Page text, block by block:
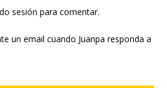
sesión para comentar.
un email cuando Juanpa responda a